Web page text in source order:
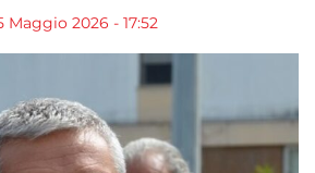
Maggio 2026 - 17:52